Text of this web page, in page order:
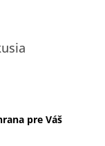
pre Váš